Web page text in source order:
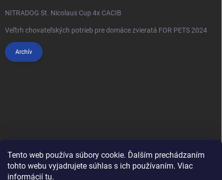
Tento web používa súbory cookie. Ďalším prechádzaním
tohto webu vyjadrujete súhlas s ich používaním. Viac
informácií tu.
NITRADOG St. Nicolaus Cup 4x CACIB
Veľtrh chovateľských potrieb pre domáce zvieratá FOR PETS 2024
Archív